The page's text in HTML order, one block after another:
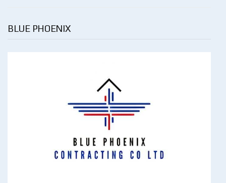
BLUE PHOENIX